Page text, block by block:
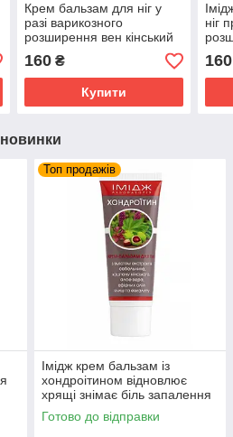
Крем бальзам для ніг у
разі варикозного
розширення вен кінський
каштан Імідж лабораторія
160₴
Купити
ніг
160
новинки
Топ продажів
Імідж крем бальзам із
хондроітином відновлює
хрящі знімає біль запалення
суглобів та м'язів
Готово до відправки